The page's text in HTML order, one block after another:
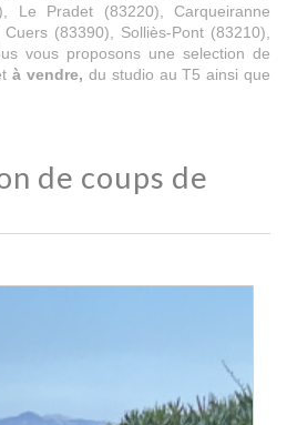
Le Pradet (83220), Carqueiranne
(83390), Solliès-Pont (83210),
vous proposons une selection de
à vendre, du studio au T5 ainsi que
de coups de